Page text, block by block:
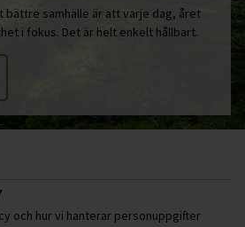
samhälle är att varje dag, året
i fokus. Det är helt enkelt hållbart.
och hur vi hanterar personuppgifter